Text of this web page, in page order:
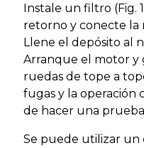
Instale un filtro (Fig.
retorno y conecte la
Llene el depósito al
Arranque el motor y
ruedas de tope a
fugas y la operación
de hacer una
Se puede utilizar